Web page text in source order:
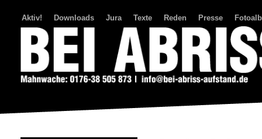
Aktiv! Downloads Jura Texte Reden Presse